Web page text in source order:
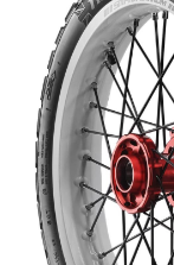
Testų
Brand
Kontaktai